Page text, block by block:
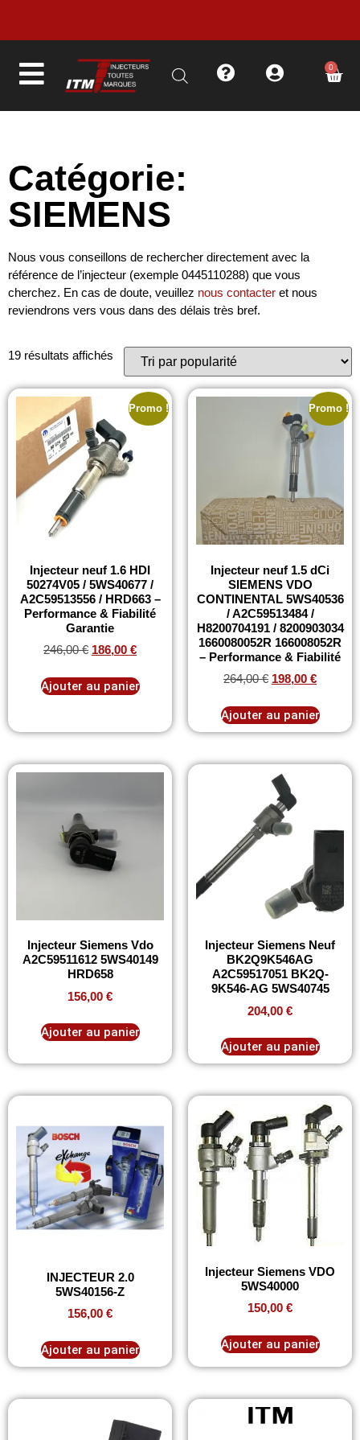
LIVRAISON EN MOINS DE 48H 0
Catégorie:
SIEMENS
Nous vous conseillons de rechercher directement avec la
référence de l’injecteur (exemple 0445110288) que vous
cherchez. En cas de doute, veuillez nous contacter et nous
reviendrons vers vous dans des délais très bref.
19 résultats affichés
Promo !
Injecteur neuf 1.6 HDI
50274V05 / 5WS40677 /
A2C59513556 / HRD663 –
Performance & Fiabilité
Garantie
246,00€ 186,00 €
Ajouter au panier
Promo !
Injecteur neuf 1.5 dCi
SIEMENS VDO
CONTINENTAL 5WS40536
/ A2C59513484 /
H8200704191 / 8200903034
1660080052R 166008052R
– Performance & Fiabilité
264,00€ 198,00 €
Ajouter au panier
Injecteur Siemens Vdo
A2C59511612 5WS40149
HRD658
156,00 €
Ajouter au panier
Injecteur Siemens Neuf
BK2Q9K546AG
A2C59517051 BK2Q-
9K546-AG 5WS40745
204,00 €
Ajouter au panier
INJECTEUR 2.0
5WS40156-Z
156,00 €
Ajouter au panier
Injecteur Siemens VDO
5WS40000
150,00 €
Ajouter au panier